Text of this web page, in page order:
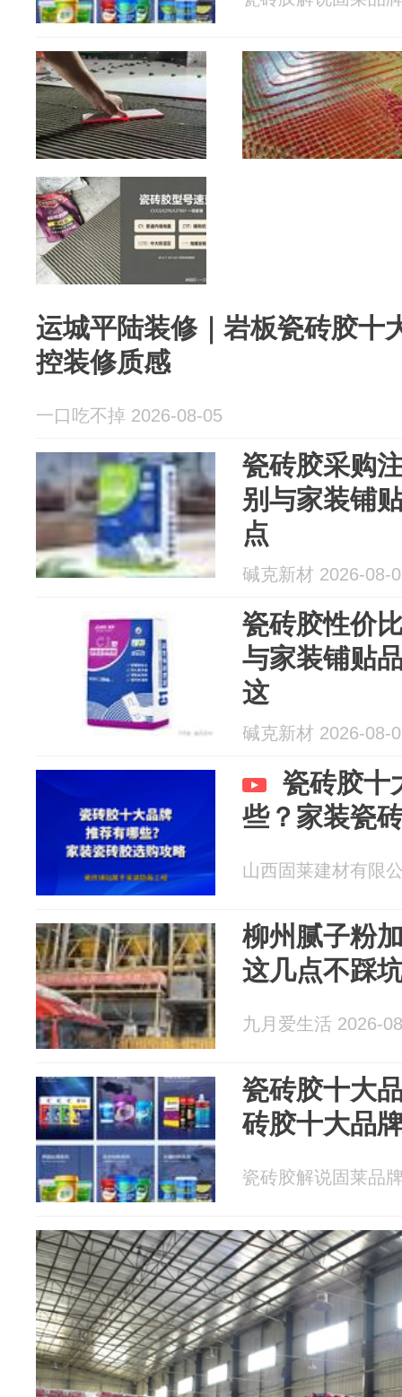
运城平陆装修｜岩板瓷砖胶十
控装修质感
一口吃不掉 2026-08-05
瓷砖胶采购
别与家装铺
点
碱克新材 2026-08-
瓷砖胶性价
与家装铺贴
这
碱克新材 2026-08-
瓷砖胶十
些？家装瓷
山西固莱建材有限
柳州腻子粉
这几点不踩
九月爱生活 2026-
瓷砖胶十大
砖胶十大品
瓷砖胶解说固莱品